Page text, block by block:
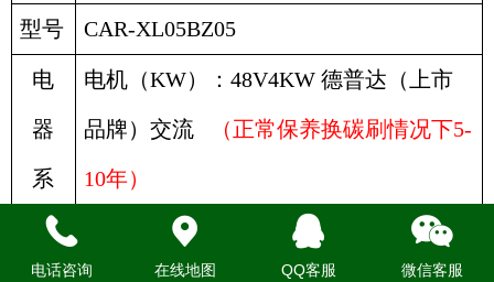
型号 CAR-XL05BZ05
电
器
系
统
电机（KW）：48V4KW 德普达（上市
品牌） 交流 （正常保养换碳刷情况下5-
10年）
电话咨询 在线地图 QQ客服 微信客服